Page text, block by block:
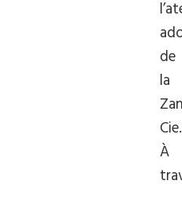
de
la
Cie.
À